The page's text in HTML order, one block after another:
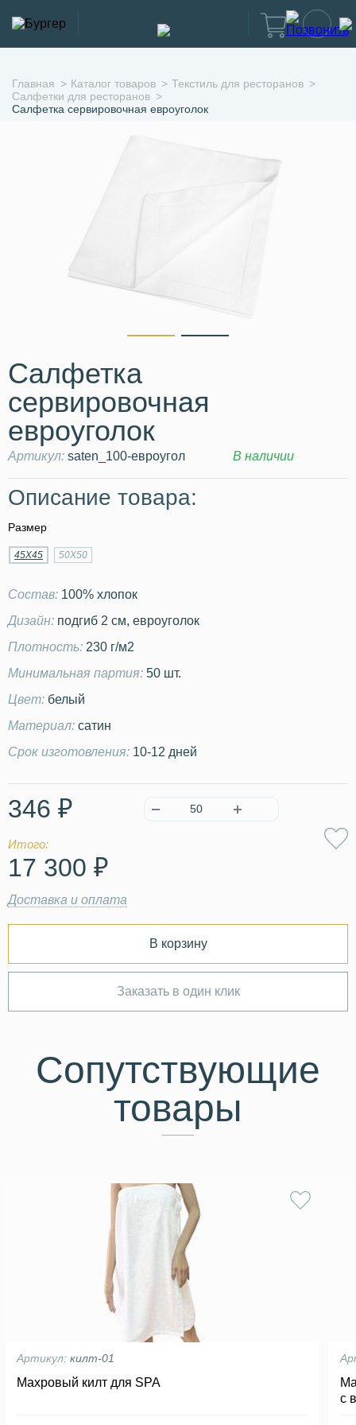
Главная Каталог товаров
Текстиль для ресторанов
Салфетки для ресторанов
Салфетка сервировочная евроуголок
Салфетка
сервировочная
евроуголок
Артикул: saten_100-евроугол В наличии
Описание товара:
Размер
45Х45 50Х50
Состав: 100% хлопок
Дизайн: подгиб 2 см, евроуголок
Плотность: 230 г/м2
Минимальная партия: 50 шт.
Цвет: белый
Материал: сатин
Срок изготовления: 10-12 дней
346 ₽
Итого:
17 300 ₽
Доставка и оплата
В корзину
Заказать в один клик
Сопутствующие
товары
Артикул: килт-01
Махровый килт для SPA
с